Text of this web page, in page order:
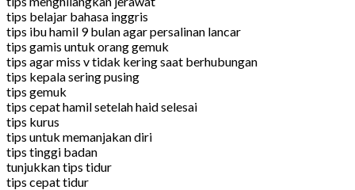
tips belajar bahasa inggris
tips ibu hamil 9 bulan agar persalinan lancar
tips gamis untuk orang gemuk
tips agar miss v tidak kering saat berhubungan
tips kepala sering pusing
tips gemuk
tips cepat hamil setelah haid selesai
tips kurus
tips untuk memanjakan diri
tips tinggi badan
tunjukkan tips tidur
tips cepat tidur